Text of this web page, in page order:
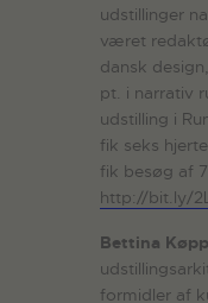
udstillinger
været
dansk
pt. i narrativ
udstilling i
fik seks
fik besøg af
http://bit.ly/
Bettina
formidler af